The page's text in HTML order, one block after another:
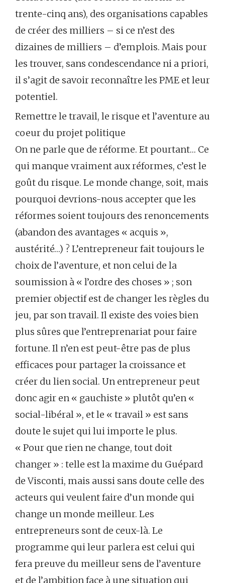
trente-cinq ans), des organisations capables
de créer des milliers – si ce n’est des
dizaines de milliers – d’emplois. Mais pour
les trouver, sans condescendance ni a priori,
il s’agit de savoir reconnaître les PME et leur
potentiel.
Remettre le travail, le risque et l’aventure au
coeur du projet politique
On ne parle que de réforme. Et pourtant… Ce
qui manque vraiment aux réformes, c’est le
goût du risque. Le monde change, soit, mais
pourquoi devrions-nous accepter que les
réformes soient toujours des renoncements
(abandon des avantages « acquis »,
austérité…) ? L’entrepreneur fait toujours le
choix de l’aventure, et non celui de la
soumission à « l’ordre des choses » ; son
premier objectif est de changer les règles du
jeu, par son travail. Il existe des voies bien
plus sûres que l’entreprenariat pour faire
fortune. Il n’en est peut-être pas de plus
efficaces pour partager la croissance et
créer du lien social. Un entrepreneur peut
donc agir en « gauchiste » plutôt qu’en «
social-libéral », et le « travail » est sans
doute le sujet qui lui importe le plus.
« Pour que rien ne change, tout doit
changer » : telle est la maxime du Guépard
de Visconti, mais aussi sans doute celle des
acteurs qui veulent faire d’un monde qui
change un monde meilleur. Les
entrepreneurs sont de ceux-là. Le
programme qui leur parlera est celui qui
fera preuve du meilleur sens de l’aventure
et de l’ambition face à une situation qui